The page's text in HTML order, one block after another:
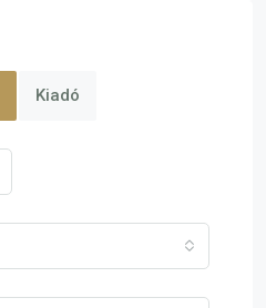
Kiadó